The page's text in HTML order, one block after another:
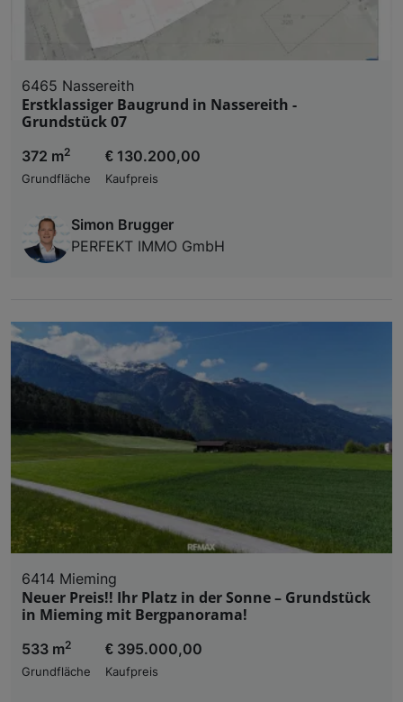
6465 Nassereith
Erstklassiger Baugrund in Nassereith -
Grundstück 07
372 m2
Grundfläche
€ 130.200,00
Kaufpreis
Simon Brugger
PERFEKT IMMO GmbH
6414 Mieming
Neuer Preis!! Ihr Platz in der Sonne – Grundstück
in Mieming mit Bergpanorama!
533 m2
Grundfläche
€ 395.000,00
Kaufpreis